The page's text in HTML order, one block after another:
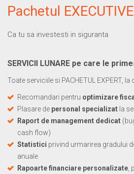
Pachetul EXECUTIVE
Ca tu sa investesti in siguranta
SERVICII LUNARE pe care le
Toate serviciile si PACHETUL EXPERT, la
Recomandari pentru optimizare
Plasare de personal specializat la
Raport de management dedicat
cash flow)
Statistici privind urmarirea gradului
anuale
Rapoarte financiare personalizate,